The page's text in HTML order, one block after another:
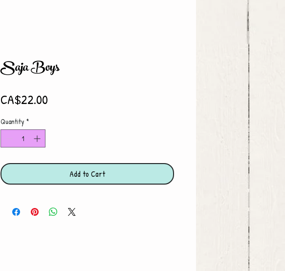
Saja Boys
CA$22.00
Quantity *
Add to Cart